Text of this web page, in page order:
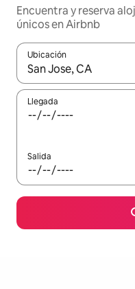
Encuentra y reserva
únicos en Airbnb
Ubicación
Cuando los resultados
Llegada
Salida